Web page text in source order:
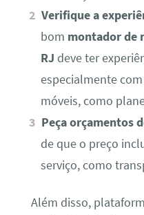
Verifique a
bom montador de
RJ deve ter
especialmente
móveis, como
Peça orçamentos
de que o preço
serviço, como
Além disso,